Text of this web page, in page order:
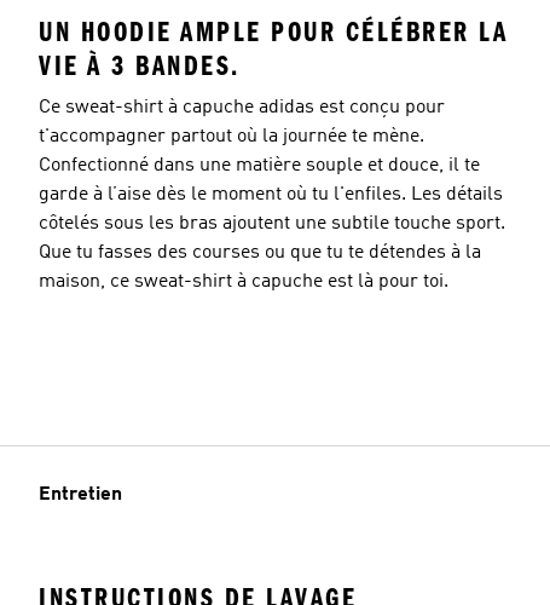
UN HOODIE AMPLE POUR CÉLÉBRER LA
VIE À 3 BANDES.
Ce sweat-shirt à capuche adidas est conçu pour
t'accompagner partout où la journée te mène.
Confectionné dans une matière souple et douce, il te
garde à l’aise dès le moment où tu l'enfiles. Les détails
côtelés sous les bras ajoutent une subtile touche sport.
Que tu fasses des courses ou que tu te détendes à la
maison, ce sweat-shirt à capuche est là pour toi.
Entretien
INSTRUCTIONS DE LAVAGE